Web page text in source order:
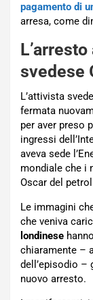
pagamento di
arresa, come
svedese
L’attivista
fermata
per aver preso
ingressi
aveva sede
mondiale che i
Oscar del
Le immagini
che veniva
londinese
chiaramente –
dell’episodio –
nuovo arresto.